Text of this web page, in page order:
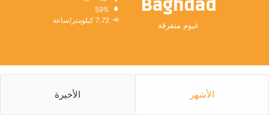
غيوم متفرقة
59%
7.72 كيلومتر/ساعة
الأشهر الأخيرة